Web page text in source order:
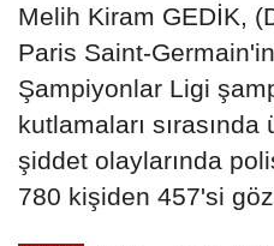
Melih Kiram GEDİK,
Paris Saint-
Şampiyonlar Ligi
kutlamaları
şiddet olaylarında
780 kişiden 457'si